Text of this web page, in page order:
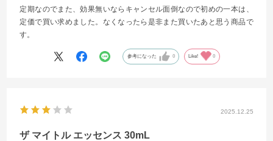
定期なのでまた、効果無いならキャンセル面倒なので初めの一本は、
定価で買い求めました。なくなったら是非また買いたあと思う商品で
す。
参考になった 0 Like! 0
2025.12.25
ザ マイトル エッセンス 30mL